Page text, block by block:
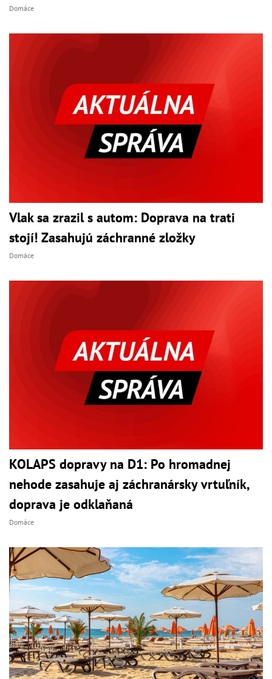
Domáce
Vlak sa zrazil s autom: Doprava na trati
stojí! Zasahujú záchranné zložky
Domáce
KOLAPS dopravy na D1: Po hromadnej
nehode zasahuje aj záchranársky vrtuľník,
doprava je odklaňaná
Domáce